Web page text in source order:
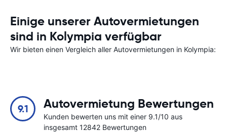
Einige unserer Autovermietungen
sind in Kolympia verfügbar
Wir bieten einen Vergleich aller Autovermietungen in Kolympia:
9.1 Autovermietung Bewertungen
Kunden bewerten uns mit einer 9.1/10 aus
insgesamt 12842 Bewertungen